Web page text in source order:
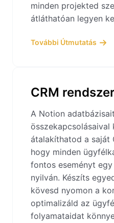
minden projekted
átláthatóan legyen
További Útmutatás
CRM rendszer
A Notion
összekapcsolásaival
átalakíthatod a saját
hogy minden
fontos eseményt
nyilván. Készíts
kövesd nyomon a
optimalizáld az
folyamataidat